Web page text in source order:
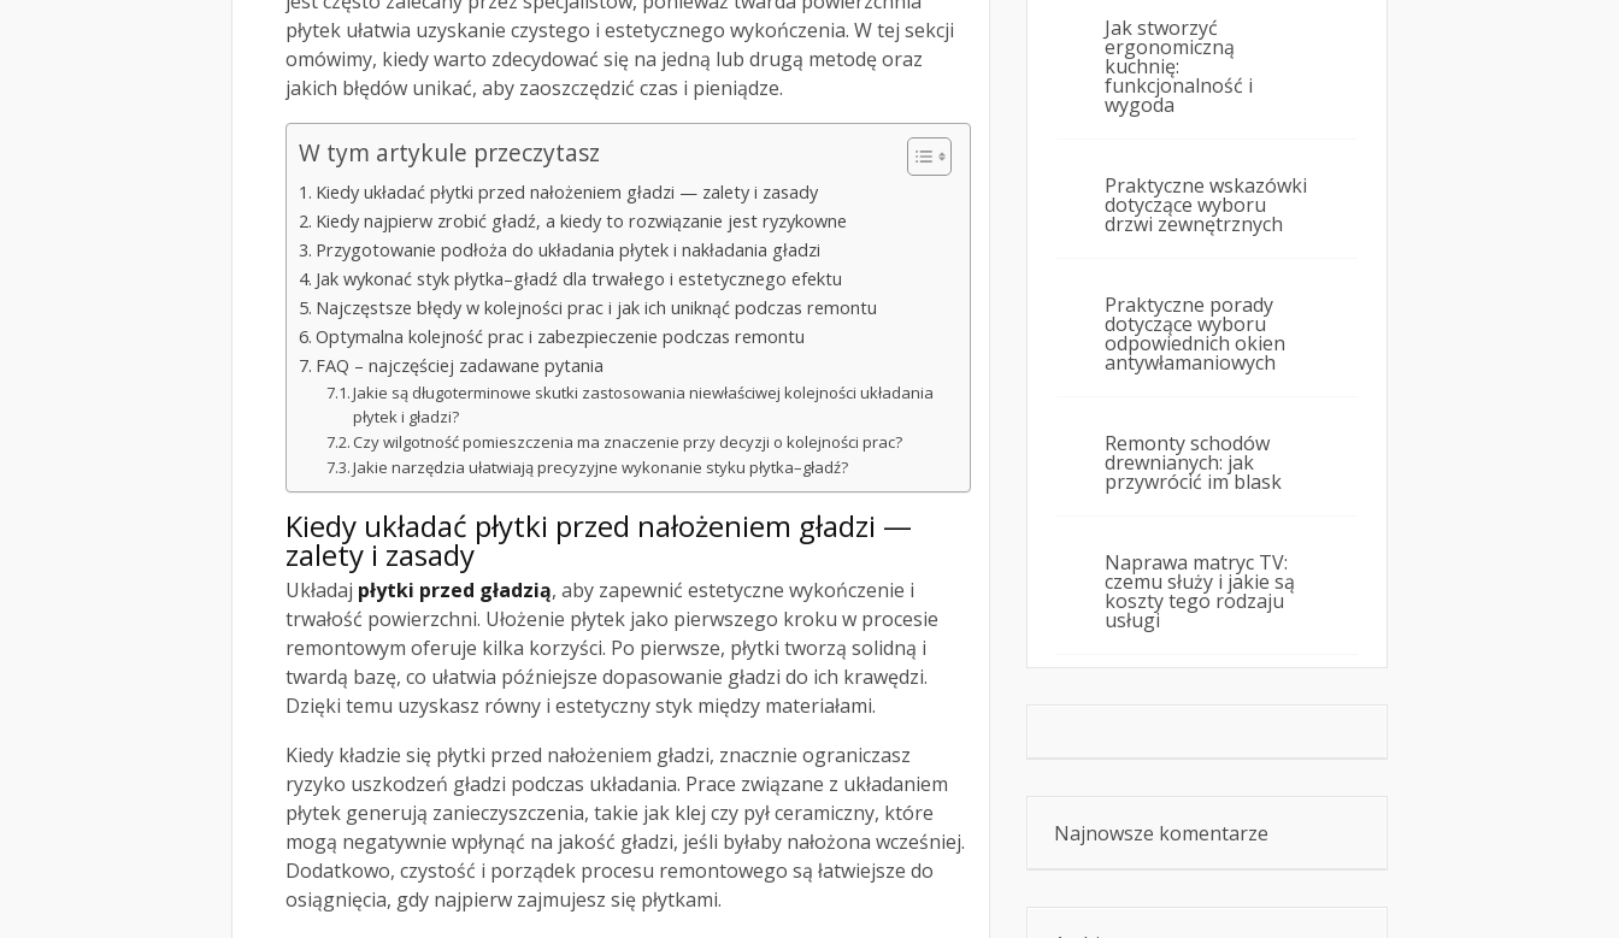
płytek ułatwia uzyskanie czystego i estetycznego wykończenia. W tej sekcji
omówimy, kiedy warto zdecydować się na jedną lub drugą metodę oraz
jakich błędów unikać, aby zaoszczędzić czas i pieniądze.
W tym artykule przeczytasz
Kiedy układać płytki przed nałożeniem gładzi — zalety i zasady
Kiedy najpierw zrobić gładź, a kiedy to rozwiązanie jest ryzykowne
Przygotowanie podłoża do układania płytek i nakładania gładzi
Jak wykonać styk płytka–gładź dla trwałego i estetycznego efektu
Najczęstsze błędy w kolejności prac i jak ich uniknąć podczas remontu
Optymalna kolejność prac i zabezpieczenie podczas remontu
FAQ – najczęściej zadawane pytania
Jakie są długoterminowe skutki zastosowania niewłaściwej kolejności układania
płytek i gładzi?
Czy wilgotność pomieszczenia ma znaczenie przy decyzji o kolejności prac?
Jakie narzędzia ułatwiają precyzyjne wykonanie styku płytka–gładź?
Kiedy układać płytki przed nałożeniem gładzi —
zalety i zasady
Układaj płytki przed gładzią, aby zapewnić estetyczne wykończenie i
trwałość powierzchni. Ułożenie płytek jako pierwszego kroku w procesie
remontowym oferuje kilka korzyści. Po pierwsze, płytki tworzą solidną i
twardą bazę, co ułatwia późniejsze dopasowanie gładzi do ich krawędzi.
Dzięki temu uzyskasz równy i estetyczny styk między materiałami.
Kiedy kładzie się płytki przed nałożeniem gładzi, znacznie ograniczasz
ryzyko uszkodzeń gładzi podczas układania. Prace związane z układaniem
płytek generują zanieczyszczenia, takie jak klej czy pył ceramiczny, które
mogą negatywnie wpłynąć na jakość gładzi, jeśli byłaby nałożona wcześniej.
Dodatkowo, czystość i porządek procesu remontowego są łatwiejsze do
osiągnięcia, gdy najpierw zajmujesz się płytkami.
Jak stworzyć
ergonomiczną
kuchnię:
funkcjonalność i
wygoda
Praktyczne wskazówki
dotyczące wyboru
drzwi zewnętrznych
Praktyczne porady
dotyczące wyboru
odpowiednich okien
antywłamaniowych
Remonty schodów
drewnianych: jak
przywrócić im blask
Naprawa matryc TV:
czemu służy i jakie są
koszty tego rodzaju
usługi
Najnowsze komentarze